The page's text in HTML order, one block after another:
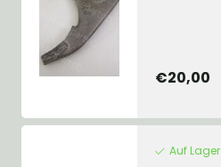
€20,00
Auf Lager